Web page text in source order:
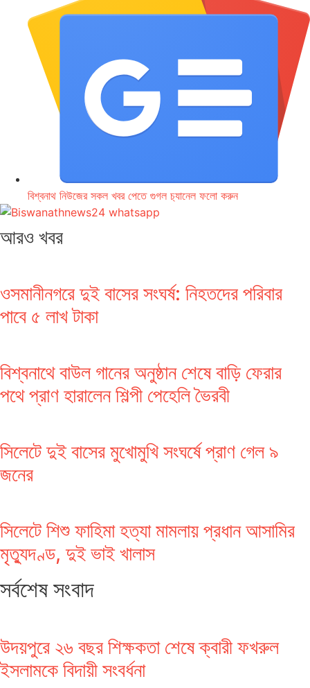
বিশ্বনাথ নিউজের সকল খবর পেতে গুগল চ‌্যানেল ফলো করুন
আরও খবর
ওসমানীনগরে দুই বাসের সংঘর্ষ: নিহতদের পরিবার
পাবে ৫ লাখ টাকা
বিশ্বনাথে বাউল গানের অনুষ্ঠান শেষে বাড়ি ফেরার
পথে প্রাণ হারালেন শিল্পী পেহেলি ভৈরবী
সিলেটে দুই বাসের মুখোমুখি সংঘর্ষে প্রাণ গেল ৯
জনের
সিলেটে শিশু ফাহিমা হত্যা মামলায় প্রধান আসামির
মৃত্যুদণ্ড, দুই ভাই খালাস
সর্বশেষ সংবাদ
উদয়পুরে ২৬ বছর শিক্ষকতা শেষে ক্বারী ফখরুল
ইসলামকে বিদায়ী সংবর্ধনা